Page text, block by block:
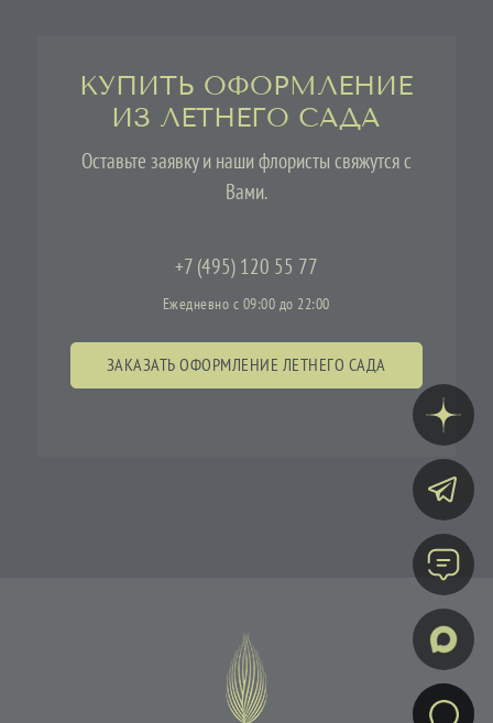
КУПИТЬ ОФОРМЛЕНИЕ
ИЗ ЛЕТНЕГО САДА
Оставьте заявку и наши флористы свяжутся с
Вами.
+7 (495) 120 55 77
Ежедневно с 09:00 до 22:00
ЗАКАЗАТЬ ОФОРМЛЕНИЕ ЛЕТНЕГО САДА